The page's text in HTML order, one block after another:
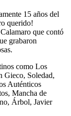
15 años del
querido!
que contó
grabaron
como Los
Gieco, Soledad,
Auténticos
Mancha de
Árbol, Javier